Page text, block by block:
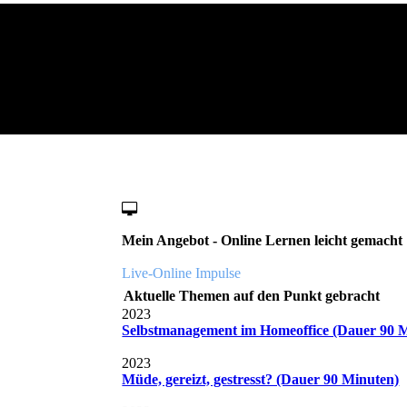
Mein Angebot - Online Lernen leicht gemacht
Live-Online Impulse
Aktuelle Themen auf den Punkt gebracht
2023
Selbstmanagement im Homeoffice (Dauer 90
2023
Müde, gereizt, gestresst? (Dauer 90 Minuten)